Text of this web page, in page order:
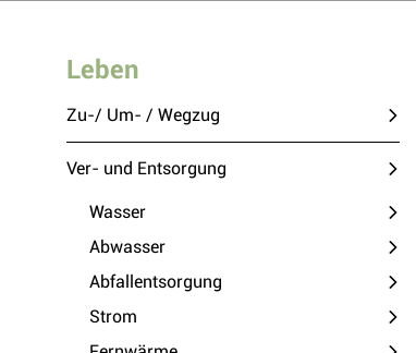
Leben
Zu-/ Um- / Wegzug
Ver- und Entsorgung
Wasser
Abwasser
Abfallentsorgung
Strom